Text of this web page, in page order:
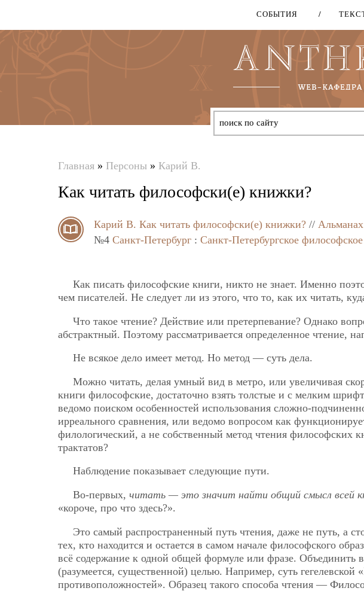
СОБЫТИЯ
здесь
Главная » Персоны » Карий В.
Как читать философски(е) книжки?
Карий В. Как читать философски(е) книжки? //
№4 Санкт-Петербург : Санкт-Петербургское
Как писать философские книги, никто не знает. Именно
чем писателей. Не следует ли из этого, что то, как их читать,
Что такое чтение? Действие или претерпевание? Однако
абстрактный. Поэтому рассматривается определенное чтение,
Не всякое дело имеет метод. Но метод — суть дела.
Можно читать, делая умный вид в метро, или увеличивая
книги философские, достаточно взять толстые и с мелким
ведомо поиском особенностей использования сложно-
ирреального сравнения, или ведомо вопросом как
филологический, а не собственный метод чтения философских
трактатов?
Наблюдение показывает следующие пути.
Во-первых, читать — это значит найти общий смысл всей
«короче, про что здесь?».
Это самый распространенный путь чтения, даже не путь, а
тех, кто находится и остается в самом начале философского
всё содержание к одной общей формуле или фразе. Объединить
(разумеется, существенной) целью. Например, суть гегелевской
противоположностей». Образец такого способа чтения —